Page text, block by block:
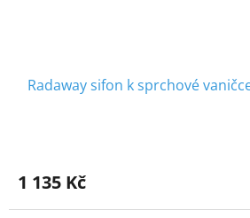
Radaway sifon k sprchové
1 135 Kč